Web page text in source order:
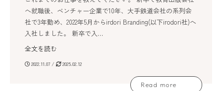
へ就職後、ベンチャー企業で10年、大手鉄道会社の系列会
社で3年勤め、2022年5月からirdori Branding(以下irodori社)へ
入社しました。 新卒で入…
全文を読む
2022.11.07 / 2025.02.12
Read more